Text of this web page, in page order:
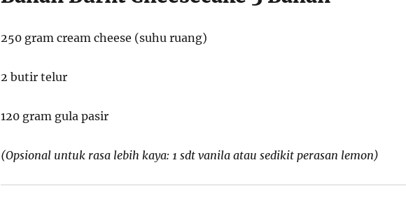
250 gram cream cheese (suhu ruang)
2 butir telur
120 gram gula pasir
(Opsional untuk rasa lebih kaya: 1 sdt vanila atau sedikit perasan lemon)